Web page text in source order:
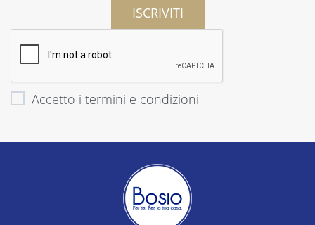
ISCRIVITI
Accetto i termini e condizioni